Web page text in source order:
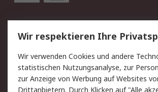
Service
Value Added Services
Rücksendungen
Kontakt
Hilfe
Wir respektieren Ihre
Wir verwenden Cookies und andere
statistischen Nutzungsanalyse, zur
zur Anzeige von Werbung auf Websites
Drittanbietern. Durch Klicken auf "Alle